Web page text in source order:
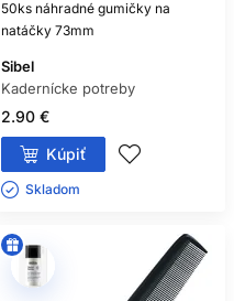
50ks náhradné gumičky na
natáčky 73mm
Sibel
Kadernícke potreby
2.90 €
Kúpiť
Skladom ㅤ